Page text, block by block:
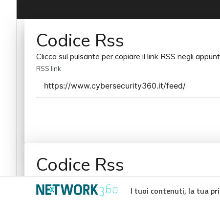
I tuoi contenuti, la tua
Codice Rss
Clicca sul pulsante per copiare il link RSS negli
RSS link
Codice Rss
RSS link